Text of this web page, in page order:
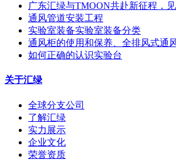
广东汇绿与TMOON共赴新征程，
通风管道安装工程
实验室装备实验室装备分类
通风柜的使用和保养、全排风式通
如何正确的认识实验台
关于汇绿
全球分支公司
了解汇绿
实力展示
企业文化
荣誉资质